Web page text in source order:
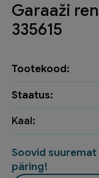
Garaaži
335615
Tootekood:
Staatus:
Kaal:
Soovid
päring!